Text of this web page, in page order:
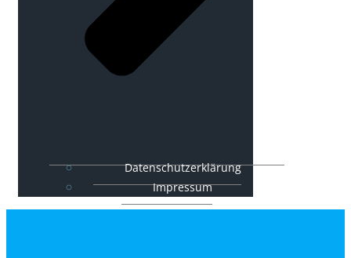
Datenschutzerklärung
Impressum